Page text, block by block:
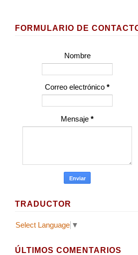
FORMULARIO DE
Nombre
Correo electrónico *
Mensaje *
TRADUCTOR
Select Language ▼
ÚLTIMOS COMENTARIOS